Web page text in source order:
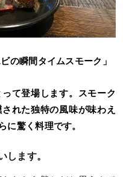
の瞬間タイムスモーク」
て登場します。スモーク
れた独特の風味が味わえ
に驚く料理です。
ます。